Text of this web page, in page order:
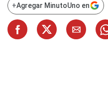
+Agregar MinutoUno en